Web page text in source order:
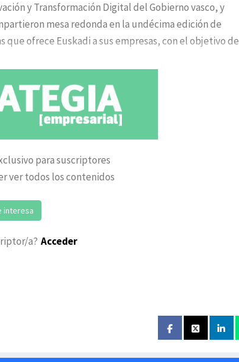
y Transformación Digital del Gobierno vasco, y
mesa redonda en la undécima edición de
que ofrece Euskadi a sus empresas, con el objetivo de
para suscriptores
ver todos los contenidos
interesa
a? Acceder